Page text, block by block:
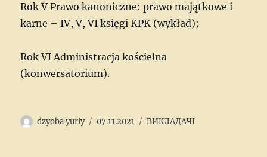
Rok V Prawo kanoniczne: prawo majątkowe i
karne – IV, V, VI księgi KPK (wykład);
Rok VI Administracja kościelna
(konwersatorium).
Author
dzyoba yuriy
Posted
07.11.2021 Categories
ВИКЛАДАЧІ